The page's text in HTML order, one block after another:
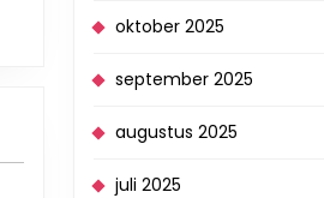
oktober 2025
september 2025
augustus 2025
juli 2025